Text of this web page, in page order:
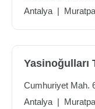
Antalya |
Yasinoğulları
Cumhuriyet Mah.
Antalya |